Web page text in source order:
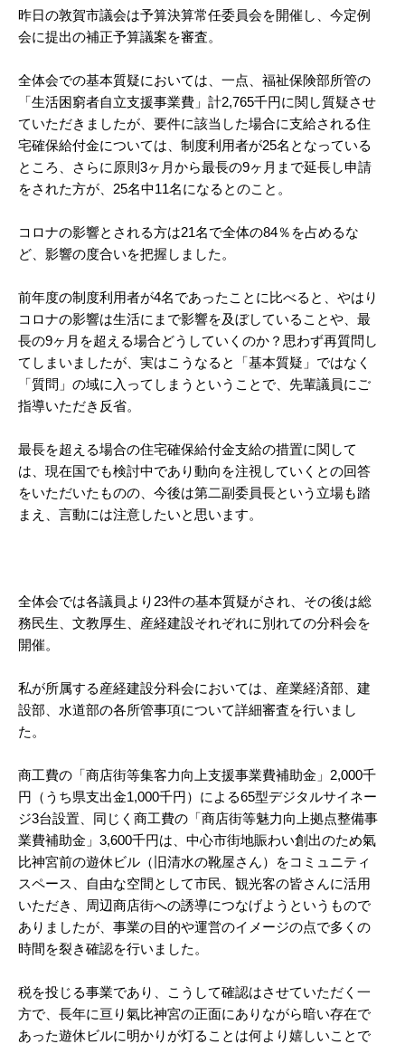
昨日の敦賀市議会は予算決算常任委員会を開催し、今定例
会に提出の補正予算議案を審査。
全体会での基本質疑においては、一点、福祉保険部所管の
「生活困窮者自立支援事業費」計2,765千円に関し質疑させ
ていただきましたが、要件に該当した場合に支給される住
宅確保給付金については、制度利用者が25名となっている
ところ、さらに原則3ヶ月から最長の9ヶ月まで延長し申請
をされた方が、25名中11名になるとのこと。
コロナの影響とされる方は21名で全体の84％を占めるな
ど、影響の度合いを把握しました。
前年度の制度利用者が4名であったことに比べると、やはり
コロナの影響は生活にまで影響を及ぼしていることや、最
長の9ヶ月を超える場合どうしていくのか？思わず再質問し
てしまいましたが、実はこうなると「基本質疑」ではなく
「質問」の域に入ってしまうということで、先輩議員にご
指導いただき反省。
最長を超える場合の住宅確保給付金支給の措置に関して
は、現在国でも検討中であり動向を注視していくとの回答
をいただいたものの、今後は第二副委員長という立場も踏
まえ、言動には注意したいと思います。
全体会では各議員より23件の基本質疑がされ、その後は総
務民生、文教厚生、産経建設それぞれに別れての分科会を
開催。
私が所属する産経建設分科会においては、産業経済部、建
設部、水道部の各所管事項について詳細審査を行いまし
た。
商工費の「商店街等集客力向上支援事業費補助金」2,000千
円（うち県支出金1,000千円）による65型デジタルサイネー
ジ3台設置、同じく商工費の「商店街等魅力向上拠点整備事
業費補助金」3,600千円は、中心市街地賑わい創出のため氣
比神宮前の遊休ビル（旧清水の靴屋さん）をコミュニティ
スペース、自由な空間として市民、観光客の皆さんに活用
いただき、周辺商店街への誘導につなげようというもので
ありましたが、事業の目的や運営のイメージの点で多くの
時間を裂き確認を行いました。
税を投じる事業であり、こうして確認はさせていただく一
方で、長年に亘り氣比神宮の正面にありながら暗い存在で
あった遊休ビルに明かりが灯ることは何より嬉しいことで